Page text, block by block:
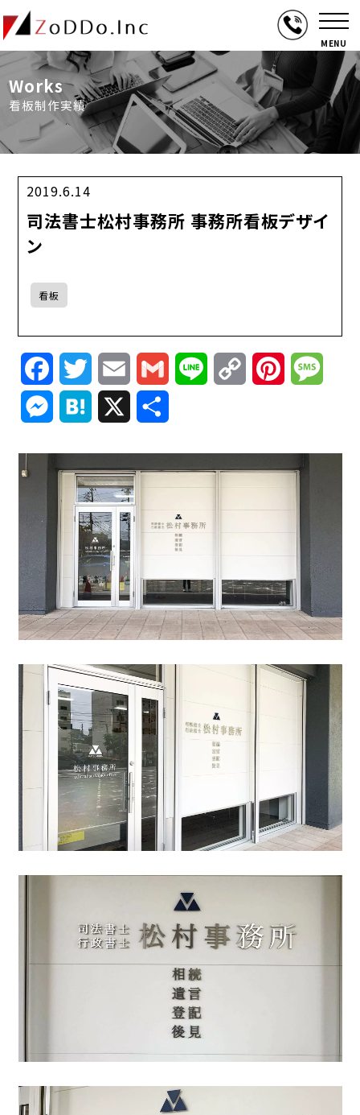
MENU
Works
看板制作実績
2019.6.14
司法書士松村事務所 事務所看板デザイ
ン
看板
FacebookTwitterEmail Gmail Line
Copy
Link
Pinterest
Messenger
Hatena